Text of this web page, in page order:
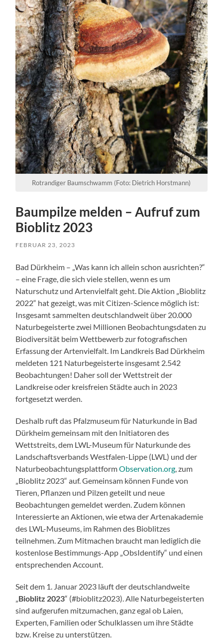
Rotrandiger Baumschwamm (Foto: Dietrich Horstmann)
Baumpilze melden – Aufruf zum
Bioblitz 2023
FEBRUAR 23, 2023
Bad Dürkheim – „Was kann ich allein schon ausrichten?“
– eine Frage, die sich viele stellen, wenn es um
Naturschutz und Artenvielfalt geht. Die Aktion „Bioblitz
2022“ hat gezeigt, was mit Citizen-Science möglich ist:
Insgesamt sammelten deutschlandweit über 20.000
Naturbegeisterte zwei Millionen Beobachtungsdaten zu
Biodiversität beim Wettbewerb zur fotografischen
Erfassung der Artenvielfalt. Im Landkreis Bad Dürkheim
meldeten 121 Naturbegeisterte insgesamt 2.542
Beobachtungen! Daher soll der Wettstreit der
Landkreise oder kreisfreien Städte auch in 2023
fortgesetzt werden.
Deshalb ruft das Pfalzmuseum für Naturkunde in Bad
Dürkheim gemeinsam mit den Initiatoren des
Wettstreits, dem LWL-Museum für Naturkunde des
Landschaftsverbands Westfalen-Lippe (LWL) und der
NaturbeobachtungsplattformObservation.org , zum
„Bioblitz 2023“ auf. Gemeinsam können Funde von
Tieren, Pflanzen und Pilzen geteilt und neue
Beobachtungen gemeldet werden. Zudem können
Interessierte an Aktionen, wie etwa der Artenakademie
des LWL-Museums, im Rahmen des Bioblitzes
teilnehmen. Zum Mitmachen braucht man lediglich die
kostenlose Bestimmungs-App „ObsIdentify“ und einen
entsprechenden Account.
Seit dem 1. Januar 2023 läuft der deutschlandweite
Bioblitz 2023“ (#bioblitz2023). Alle Naturbegeisterten
sind aufgerufen mitzumachen, ganz egal ob Laien,
Experten, Familien oder Schulklassen um ihre Städte
bzw. Kreise zu unterstützen.